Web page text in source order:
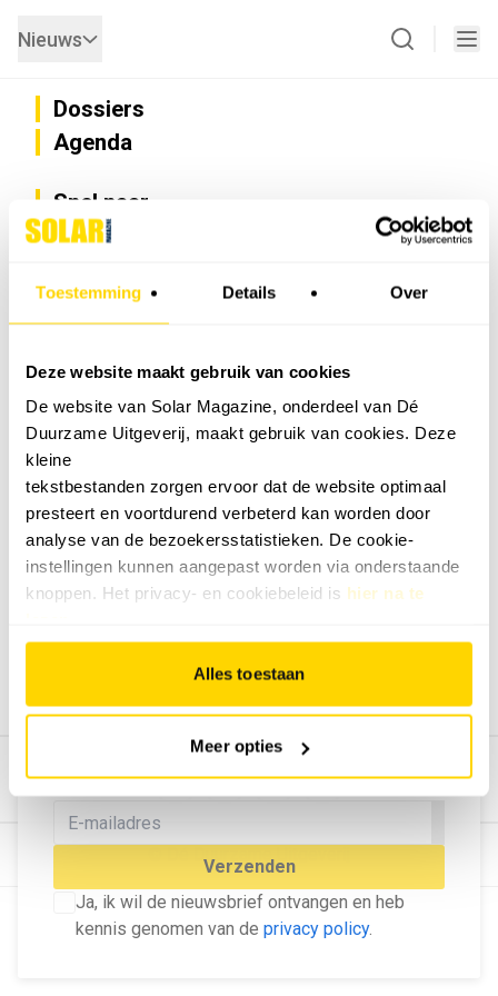
Toestemming Details Over
Deze website maakt gebruik van cookies
De website van Solar Magazine, onderdeel van Dé
Duurzame Uitgeverij, maakt gebruik van cookies. Deze
kleine
tekstbestanden zorgen ervoor dat de website optimaal
presteert en voortdurend verbeterd kan worden door
analyse van de bezoekersstatistieken. De cookie-
instellingen kunnen aangepast worden via onderstaande
knoppen. Het privacy- en cookiebeleid is hier na te
Alles toestaan
Meer opties
MELD U AAN VOOR ONZE
NIEUWSBRIEF
Blijf op de hoogte van het laatste nieuws!
Verzenden
Ja, ik wil de nieuwsbrief ontvangen en heb
kennis genomen van de privacy policy.
Nieuws
Dossiers
Agenda
Snel naar
Privacy
Nieuwsbrief
Vacatures
Installateurzoeker
Cookievoorkeuren wijzigen
English
Geef ons feedback
Vertel ons wat je van onze website vindt.
Tip de redactie
Bekijk hier de mogelijkheden.
© Dé Duurzame Uitgeverij